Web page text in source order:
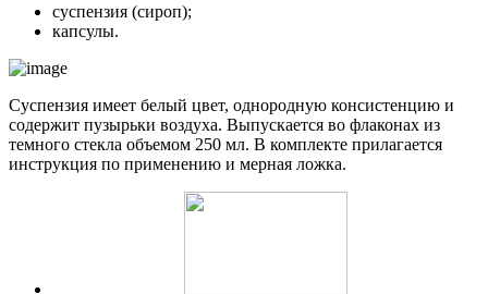
суспензия (сироп);
капсулы.
Суспензия имеет белый цвет, однородную консистенцию и
содержит пузырьки воздуха. Выпускается во флаконах из
темного стекла объемом 250 мл. В комплекте прилагается
инструкция по применению и мерная ложка.